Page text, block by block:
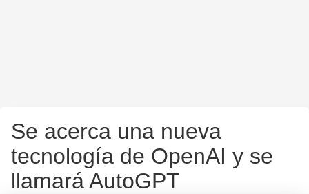
Se acerca una nueva
tecnología de OpenAI y se
llamará AutoGPT